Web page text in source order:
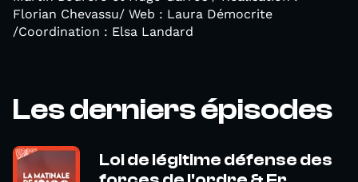
Florian Chevassu/ Web : Laura Démocrite
/Coordination : Elsa Landard
Les derniers épisodes
Loi de légitime défense des